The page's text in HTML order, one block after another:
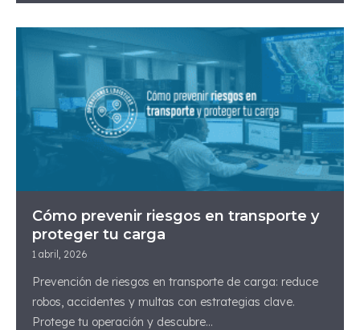
Cómo prevenir riesgos en transporte y
proteger tu carga
1 abril, 2026
Prevención de riesgos en transporte de carga: reduce
robos, accidentes y multas con estrategias clave.
Protege tu operación y descubre...